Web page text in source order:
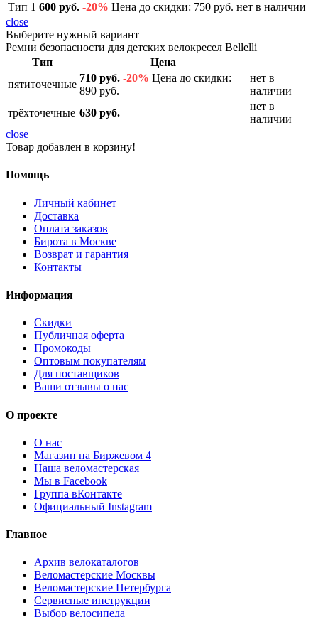
Тип 1 600 руб. -20% Цена до скидки: 750 руб. нет в наличии
close
Выберите нужный вариант
Ремни безопасности для детских велокресел Bellelli
Тип
Цена
пятиточечные
710 руб. -20% Цена до скидки:
890 руб.
нет в
наличии
трёхточечные 630 руб.
нет в
наличии
close
Товар добавлен в корзину!
Помощь
Личный кабинет
Доставка
Оплата заказов
Бирота в Москве
Возврат и гарантия
Контакты
Информация
Скидки
Публичная оферта
Промокоды
Оптовым покупателям
Для поставщиков
Ваши отзывы о нас
О проекте
О нас
Магазин на Биржевом 4
Наша веломастерская
Мы в Facebook
Группа вКонтакте
Официальный Instagram
Главное
Архив велокаталогов
Веломастерские Москвы
Веломастерские Петербурга
Сервисные инструкции
Выбор велосипеда